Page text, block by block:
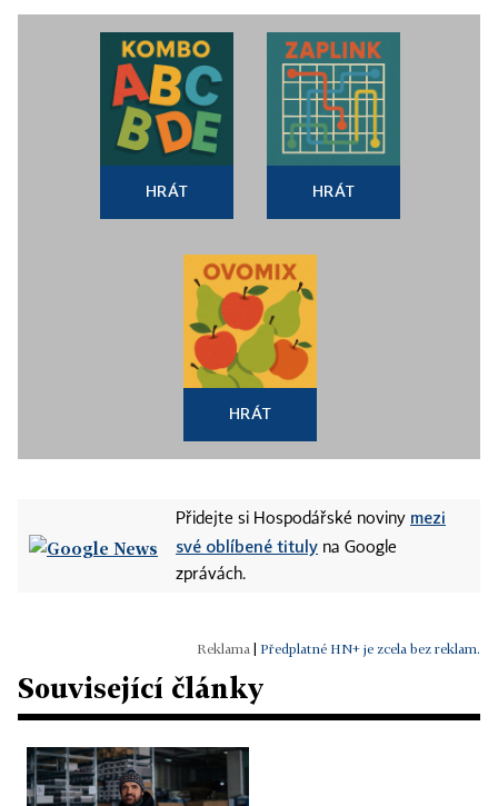
HRÁT HRÁT
HRÁT
Přidejte si Hospodářské noviny mezi
své oblíbené tituly na Google
zprávách.
Předplatné HN+ je zcela bez reklam.
Související články